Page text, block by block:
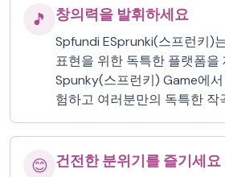
🎵 창의력을 발휘하세요
Spfundi ESprunki(스프런키)
표현을 위한 독특한 플랫폼을
Spunky(스프런키) Game에
험하고 여러분만의 독특한 작
😊 건전한 분위기를 즐기세요